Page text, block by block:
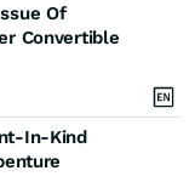
Of
Convertible
In-Kind